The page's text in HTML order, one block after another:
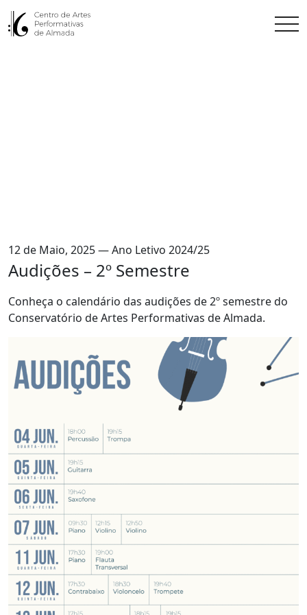
12 de Maio, 2025 — Ano Letivo 2024/25
Audições – 2º Semestre
Conheça o calendário das audições de 2º semestre do
Conservatório de Artes Performativas de Almada.